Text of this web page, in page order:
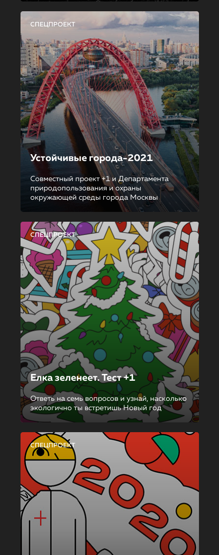
СПЕЦПРОЕКТ
Устойчивые города-2021
Совместный проект +1 и Департамента
природопользования и охраны
окружающей среды города Москвы
СПЕЦПРОЕКТ
Елка зеленеет. Тест +1
Ответь на семь вопросов и узнай, насколько
экологично ты встретишь Новый год
СПЕЦПРОЕКТ